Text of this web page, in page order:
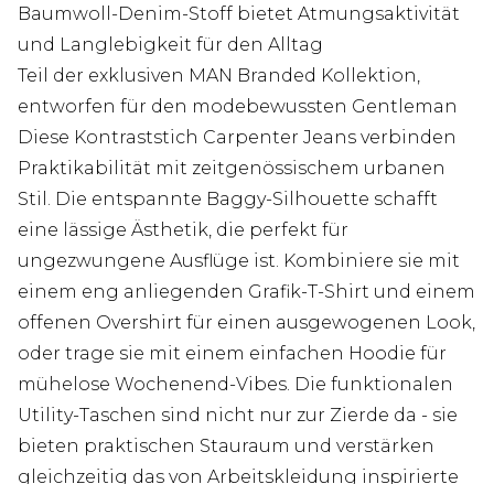
Baumwoll-Denim-Stoff bietet Atmungsaktivität
und Langlebigkeit für den Alltag
Teil der exklusiven MAN Branded Kollektion,
entworfen für den modebewussten Gentleman
Diese Kontraststich Carpenter Jeans verbinden
Praktikabilität mit zeitgenössischem urbanen
Stil. Die entspannte Baggy-Silhouette schafft
eine lässige Ästhetik, die perfekt für
ungezwungene Ausflüge ist. Kombiniere sie mit
einem eng anliegenden Grafik-T-Shirt und einem
offenen Overshirt für einen ausgewogenen Look,
oder trage sie mit einem einfachen Hoodie für
mühelose Wochenend-Vibes. Die funktionalen
Utility-Taschen sind nicht nur zur Zierde da - sie
bieten praktischen Stauraum und verstärken
gleichzeitig das von Arbeitskleidung inspirierte